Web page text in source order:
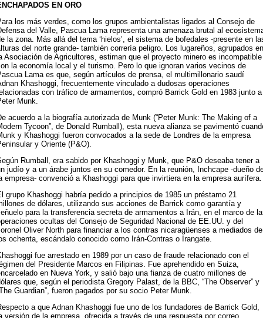
EN ORO
los más verdes, como los grupos ambientalistas ligados al Consejo de
del Valle, Pascua Lama representa una amenaza brutal al
la zona. Más allá del tema ‘hielos’, el sistema de bofedales -presente en
del norte grande- también correría peligro. Los lugareños, agrupados en
Asociación de Agricultores, estiman que el proyecto minero es incompatible
la economía local y el turismo. Pero lo que ignoran varios vecinos de
Lama es que, según artículos de prensa, el multimillonario saudí
Khashoggi, frecuentemente vinculado a dudosas operaciones
con tráfico de armamentos, compró Barrick Gold en 1983 junto a
Munk.
acuerdo a la biografía autorizada de Munk (“Peter Munk: The Making of a
Tycoon”, de Donald Rumball), esta nueva alianza se pavimentó
y Khashoggi fueron convocados a la sede de Londres de la empresa
y Oriente (P&O).
Rumball, era sabido por Khashoggi y Munk, que P&O deseaba tener a
judío y a un árabe juntos en su comedor. En la reunión, Inchcape -dueño
empresa- convenció a Khashoggi para que invirtiera en la empresa aurífera.
grupo Khashoggi habría pedido a principios de 1985 un préstamo 21
de dólares, utilizando sus acciones de Barrick como garantía y
para la transferencia secreta de armamentos a Irán, en el marco de
ocultas del Consejo de Seguridad Nacional de EE.UU. y del
Oliver North para financiar a los contras nicaragüenses a mediados de
ochenta, escándalo conocido como Irán-Contras o Irangate.
fue arrestado en 1989 por un caso de fraude relacionado con el
del Presidente Marcos en Filipinas. Fue aprehendido en Suiza,
en Nueva York, y salió bajo una fianza de cuatro millones de
que, según el periodista Gregory Palast, de la BBC, “The Observer” y
Guardian”, fueron pagados por su socio Peter Munk.
a que Adnan Khashoggi fue uno de los fundadores de Barrick Gold,
versión de la empresa, ofrecida a través de una respuesta por correo